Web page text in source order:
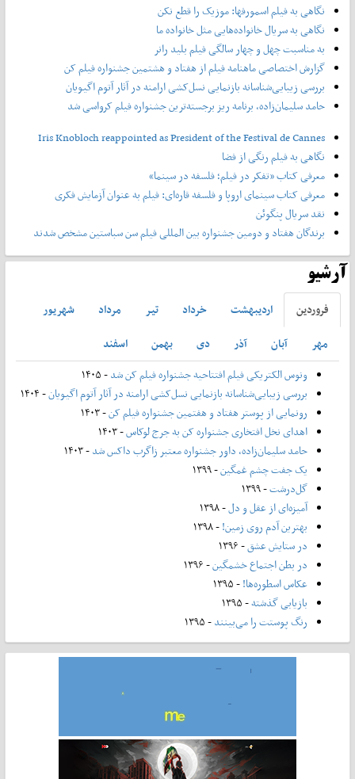
نگاهی به فیلم اسمورفها: موزیک را قطع نکن
نگاهی به سریال خانواده‌هایی مثل خانواده ما
به مناسبت چهل و چهار سالگی فیلم بلید رانر
گزارش اختصاصی ماهنامه فیلم از هفتاد و هشتمین جشنواره فیلم کن
بررسی زیبایی‌شناسانه بازنمایی نسل‌کشی ارامنه در آثار آتوم اگیویان
حامد سلیمان‌زاده، برنامه ریز برجسته‌ترین جشنواره فیلم کرواسی شد
Iris Knobloch reappointed as President of the Festival de Cannes
نگاهی به فیلم رنگی از فضا
معرفی کتاب «تفکر در فیلم؛ فلسفه در سینما»
معرفی کتاب سینمای اروپا و فلسفه قاره‌ای: فیلم به عنوان آزمایش فکری
نقد سریال پنگوئن
برندگان هفتاد و دومین جشنواره بین المللی فیلم سن سباستین مشخص شدند
آرشیو
فروردين ارديبهشت خرداد تير مرداد
شهريور
مهر
آبان آذر دی بهمن
اسفند
ونوس الکتریکی فیلم افتتاحیه جشنواره فیلم کن شد- ۱۴۰۵
بررسی زیبایی‌شناسانه بازنمایی نسل‌کشی ارامنه در آثار آتوم اگیویان- ۱۴۰۴
رونمایی از پوستر هفتاد و هفتمین جشنواره فیلم کن- ۱۴۰۳
اهدای نخل افتخاری جشنواره کن به جرج لوکاس- ۱۴۰۳
حامد سلیمان‌زاده، داور جشنواره معتبر زاگرب داکس شد- ۱۴۰۳
یک جفت چشم غمگین- ۱۳۹۹
گل‌درشت- ۱۳۹۹
آمیزه‌ای از عقل و دل- ۱۳۹۸
بهترین آدم روی زمین!- ۱۳۹۸
در ستایش عشق- ۱۳۹۶
در بطن اجتماع خشمگین- ۱۳۹۶
عکاس اسطوره‌ها!- ۱۳۹۵
بازیابی گذشته- ۱۳۹۵
رنگ پوستت را می‌بینند- ۱۳۹۵